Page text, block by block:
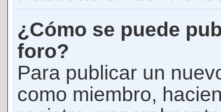
¿Cómo se puede
foro?
Para publicar un
como miembro,